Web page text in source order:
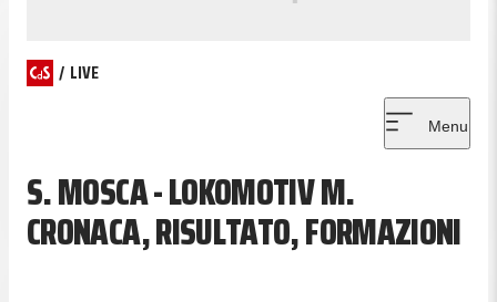
/ LIVE
Menu
S. MOSCA - LOKOMOTIV M.
CRONACA, RISULTATO, FORMAZIONI